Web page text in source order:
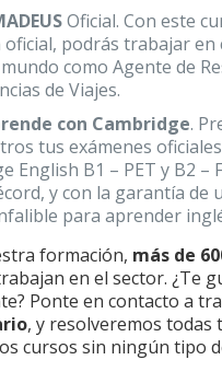
Oficial. Con este
podrás trabajar en
como Agente de
de Viajes.
con Cambridge.
tus exámenes oficiales
English B1 – PET y B2 –
y con la garantía de
para aprender
formación, más de
en el sector. ¿Te
Ponte en contacto a
, y resolveremos todas
cursos sin ningún tipo